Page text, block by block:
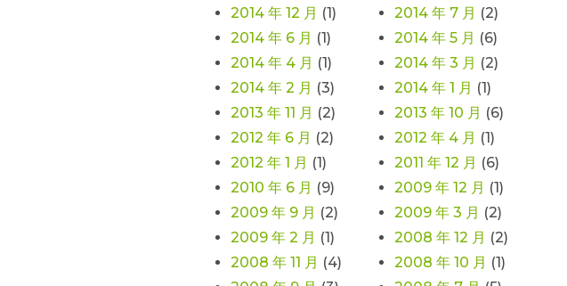
2014 年 12 月 (1) 2014 年 7 月 (2)
2014 年 6 月 (1) 2014 年 5 月 (6)
2014 年 4 月 (1) 2014 年 3 月 (2)
2014 年 2 月 (3) 2014 年 1 月 (1)
2013 年 11 月 (2) 2013 年 10 月 (6)
2012 年 6 月 (2) 2012 年 4 月 (1)
2012 年 1 月 (1) 2011 年 12 月 (6)
2010 年 6 月 (9) 2009 年 12 月 (1)
2009 年 9 月 (2) 2009 年 3 月 (2)
2009 年 2 月 (1) 2008 年 12 月 (2)
2008 年 11 月 (4) 2008 年 10 月 (1)